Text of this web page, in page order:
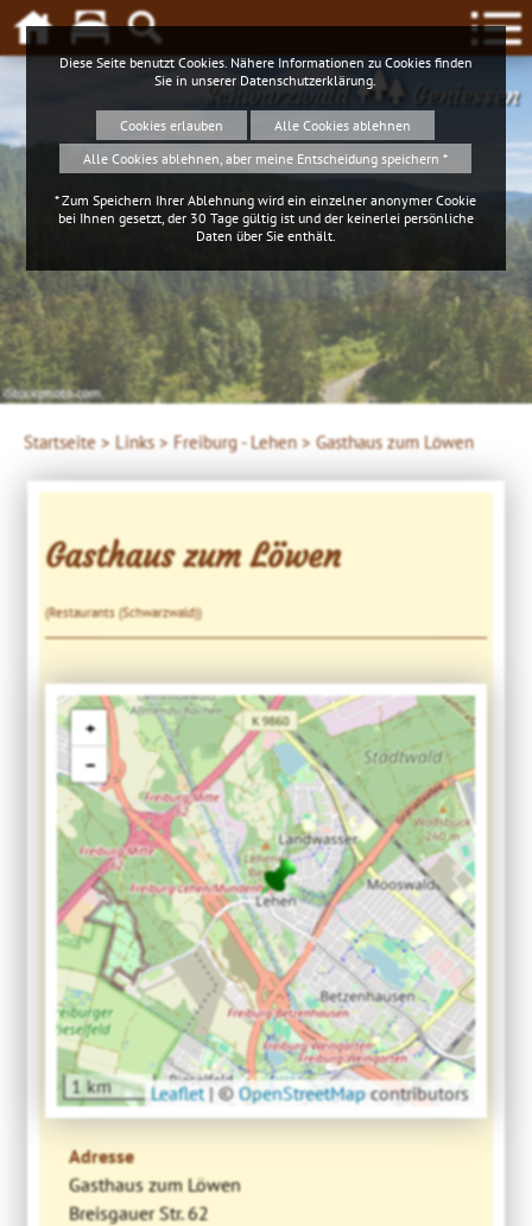
Schwarzwald Geniessen
iStockphoto.com
4ws-netdesign
Startseite > Links > Freiburg - Lehen >Gasthaus zum Löwen
Gasthaus zum Löwen
(Restaurants (Schwarzwald))
+
−
1 km Leaflet |©OpenStreetMapcontributors
Adresse
Gasthaus zum Löwen
Breisgauer Str. 62
Diese Seite benutzt Cookies. Nähere Informationen zu Cookies finden
Sie in unserer Datenschutzerklärung
Cookies erlauben
Alle Cookies ablehnen
Alle Cookies ablehnen, aber meine Entscheidung speichern *
* Zum Speichern Ihrer Ablehnung wird ein einzelner anonymer Cookie
bei Ihnen gesetzt, der 30 Tage gültig ist und der keinerlei persönliche
Daten über Sie enthält.